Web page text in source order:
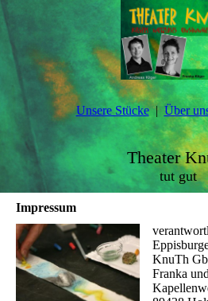
Unsere Stücke Über
Theater
tut gut
Impressum
KnuTh
Franka